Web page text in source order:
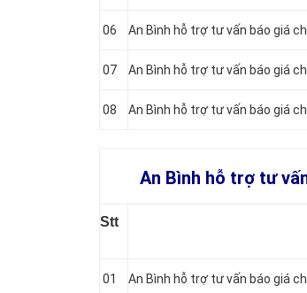
06 An Bình hỗ trợ tư vấn báo giá
07 An Bình hỗ trợ tư vấn báo giá
08 An Bình hỗ trợ tư vấn báo giá
An Bình hỗ trợ tư
Stt
01 An Bình hỗ trợ tư vấn báo giá